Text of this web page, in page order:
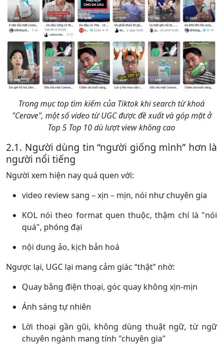
Trong mục top tìm kiếm của Tiktok khi search từ khoá
"Cerave", một số video từ UGC được đề xuất và góp mặt ở
Top 5 Top 10 dù lượt view không cao
2.1. Người dùng tin “người giống mình” hơn là
người nổi tiếng
Người xem hiện nay quá quen với:
video review sang – xịn – mịn, nói như chuyên gia
KOL nói theo format quen thuộc, thậm chí là "nói
quá", phóng đại
nội dung ảo, kịch bản hoá
Ngược lại, UGC lại mang cảm giác “thật” nhờ:
Quay bằng điện thoại, góc quay không xịn-mịn
Ánh sáng tự nhiên
Lời thoại gần gũi, không dùng thuật ngữ, từ ngữ
chuyên ngành mang tính "chuyên gia"